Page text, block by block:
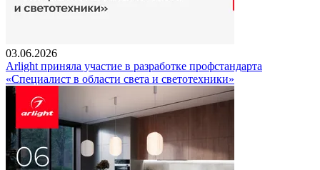
03.06.2026
Arlight приняла участие в разработке профстандарта
«Специалист в области света и светотехники»